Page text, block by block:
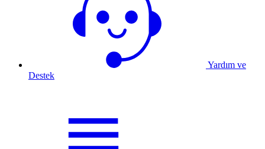
Yardım ve
Destek